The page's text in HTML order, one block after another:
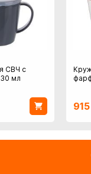
СВЧ с
мл
915